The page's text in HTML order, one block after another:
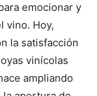
emocionar y
vino. Hoy,
la satisfacción
vinícolas
ampliando